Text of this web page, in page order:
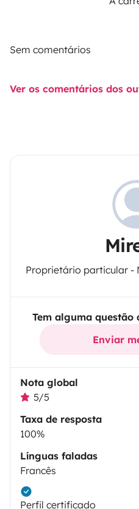
Sem comentários
Ver os comentários dos
Proprietário particular -
Tem alguma
Enviar
Nota global
5/5
Taxa de resposta
100%
Línguas faladas
Francês
Perfil certificado